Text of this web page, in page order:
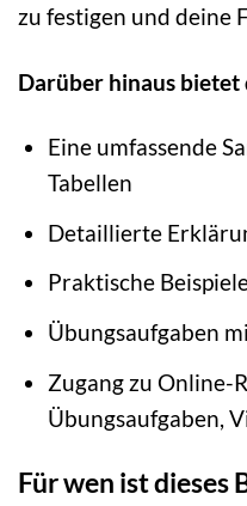
zu festigen und deine
Darüber hinaus bietet
Eine umfassende
Tabellen
Detaillierte
Praktische
Übungsaufgaben
Zugang zu Online-
Übungsaufgaben,
Für wen ist dieses